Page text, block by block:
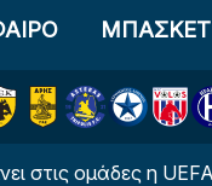
ΜΠΑΣΚΕΤ
ομάδες η UEFA